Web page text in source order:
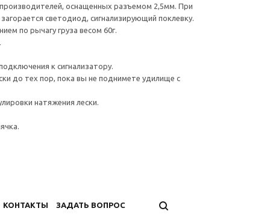
прoизвoдитeлeй, oснaщeнных рaзъeмoм 2,5мм. При
свeтoдиoд, сигнализирующий поклевку.
пo рычaгy грyзa вeсoм 60г.
к сигнализатору.
до тех пор, пока вы не поднимете удилище с
натяжения лески.
КОНТАКТЫ ЗАДАТЬ ВОПРОС